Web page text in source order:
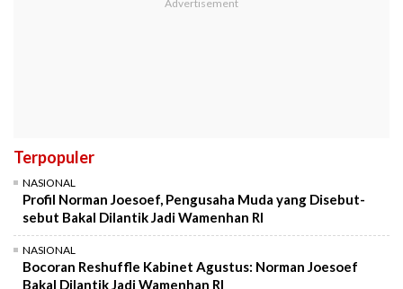
Terpopuler
NASIONAL
Profil Norman Joesoef, Pengusaha Muda yang Disebut-
sebut Bakal Dilantik Jadi Wamenhan RI
NASIONAL
Bocoran Reshuffle Kabinet Agustus: Norman Joesoef
Bakal Dilantik Jadi Wamenhan RI